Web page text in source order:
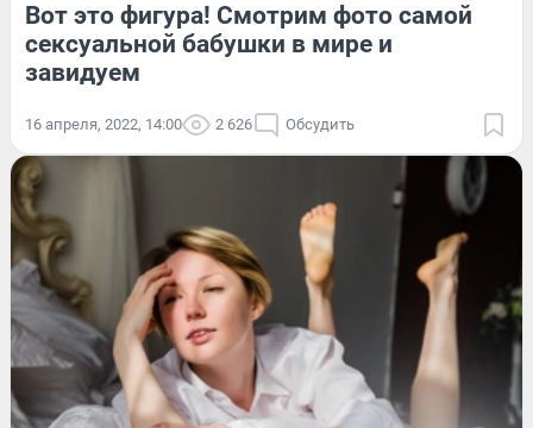
Вот это фигура! Смотрим фото самой
сексуальной бабушки в мире и
завидуем
16 апреля, 2022, 14:00 2 626 Обсудить